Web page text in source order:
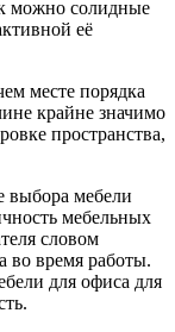
можно солидные
её
месте порядка
крайне значимо
пространства,
выбора мебели
мебельных
словом
во время работы.
для офиса для